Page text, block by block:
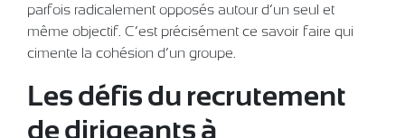
parfois radicalement opposés autour d’un seul et
même objectif. C’est précisément ce savoir-faire qui
cimente la cohésion d’un groupe.
Les défis du recrutement
de dirigeants à